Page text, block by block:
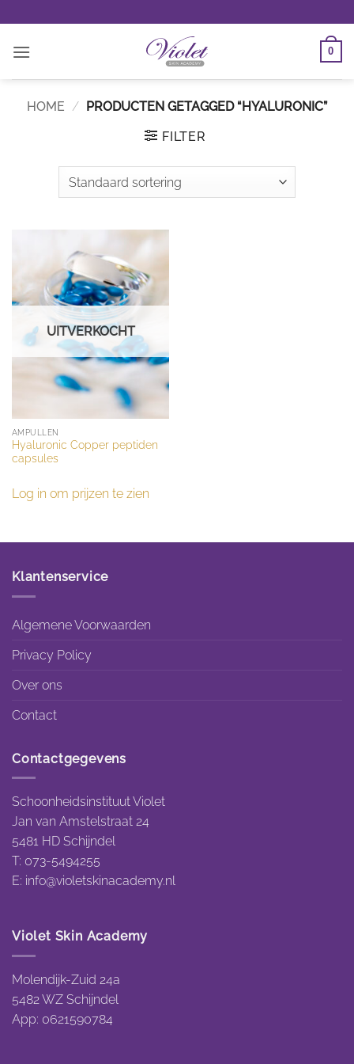
naar
inhoud
0
HOME / PRODUCTEN GETAGGED “HYALURONIC”
FILTER
UITVERKOCHT
AMPULLEN
Hyaluronic Copper peptiden
capsules
Log in om prijzen te zien
Klantenservice
Algemene Voorwaarden
Privacy Policy
Over ons
Contact
Contactgegevens
Schoonheidsinstituut Violet
Jan van Amstelstraat 24
5481 HD Schijndel
T: 073-5494255
E: info@violetskinacademy.nl
Violet Skin Academy
Molendijk-Zuid 24a
5482 WZ Schijndel
App: 0621590784